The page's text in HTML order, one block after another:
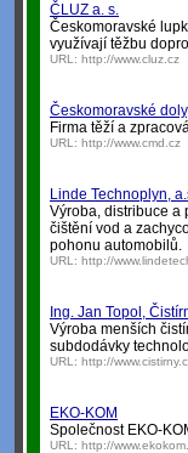
ČLUZ a. s.
Českomoravské
využívají těžbu
URL: http://www.cluz.cz
Českomoravské
Firma těží a
URL: http://www.cmd.cz
Linde Technoplyn,
Výroba, distribuce a
čištění vod a
pohonu automobilů.
URL: http://
Ing. Jan Topol,
Výroba menších
subdodávky
URL: http://
EKO-KOM
Společnost EKO-
URL: http://